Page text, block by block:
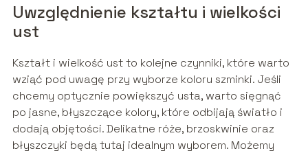
Uwzględnienie kształtu i wielkości
ust
Kształt i wielkość ust to kolejne czynniki, które warto
wziąć pod uwagę przy wyborze koloru szminki. Jeśli
chcemy optycznie powiększyć usta, warto sięgnąć
po jasne, błyszczące kolory, które odbijają światło i
dodają objętości. Delikatne róże, brzoskwinie oraz
błyszczyki będą tutaj idealnym wyborem. Możemy